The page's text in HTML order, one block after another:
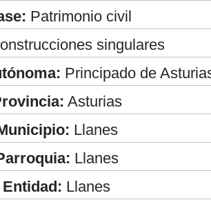
Patrimonio civil
singulares
Principado de
Asturias
Llanes
Llanes
Entidad: Llanes